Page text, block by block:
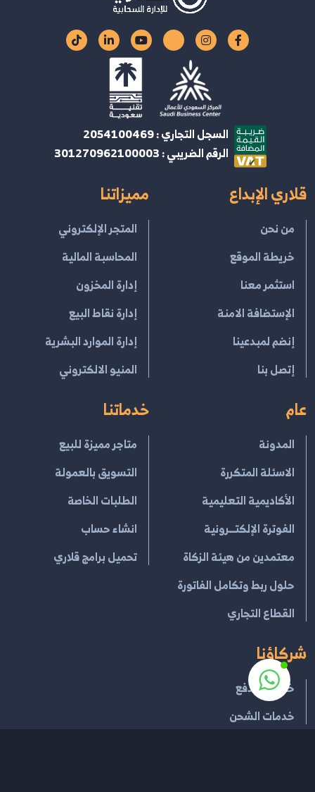
السجل التجاري : 2054100469
الرقم الضريبي : 301270962100003
قلاري الإبداع
من نحن
خريطة الموقع
استثمر معنا
الإستضافة الامنة
إنضم لمبدعينا
إتصل بنا
مميزاتنا
المتجر الإلكتروني
المحاسبة المالية
إدارة المخزون
إدارة نقاط البيع
إدارة الموارد البشرية
المنيو الالكتروني
عام
المدونة
الاسئلة المتكررة
الأكاديمية التعليمية
الفوترة الإلكتــرونية
معتمدين من هيئة الزكاة
حلول ربط وتكامل الفاتورة
القطاع التجاري
خدماتنا
متاجر مميزة للبيع
التسويق بالعمولة
الطلبات الخاصة
انشاء حساب
تحميل برامج قلاري
شركاؤنا
خدمات الدفع
خدمات الشحن